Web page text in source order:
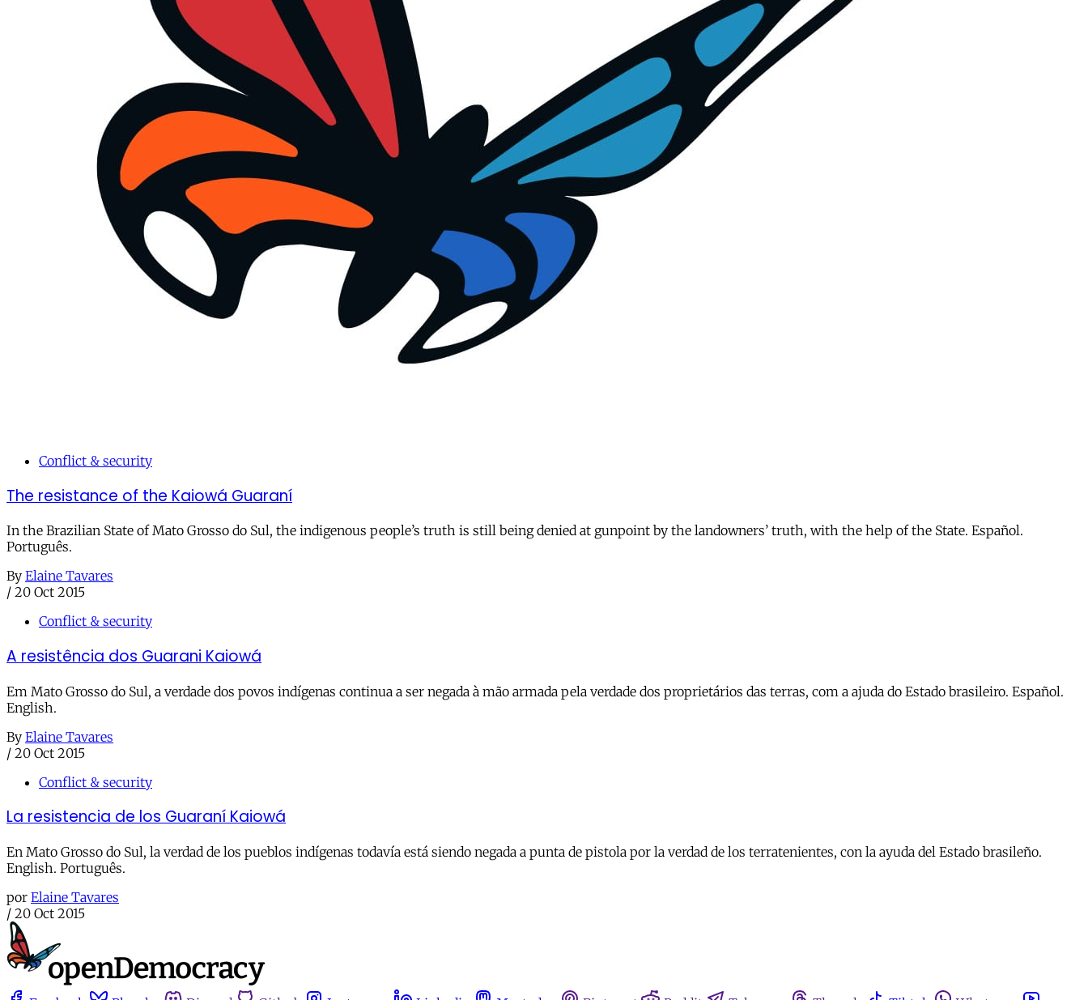
Conflict & security
The resistance of the Kaiowá Guaraní
In the Brazilian State of Mato Grosso do Sul, the indigenous people’s truth is still being denied at gunpoint by the landowners’ truth, with the help of the State. Español.
Português.
By Elaine Tavares
/ 20 Oct 2015
Conflict & security
A resistência dos Guarani Kaiowá
Em Mato Grosso do Sul, a verdade dos povos indígenas continua a ser negada à mão armada pela verdade dos proprietários das terras, com a ajuda do Estado brasileiro. Español.
English.
By Elaine Tavares
/ 20 Oct 2015
Conflict & security
La resistencia de los Guaraní Kaiowá
En Mato Grosso do Sul, la verdad de los pueblos indígenas todavía está siendo negada a punta de pistola por la verdad de los terratenientes, con la ayuda del Estado brasileño.
English. Português.
por Elaine Tavares
/ 20 Oct 2015